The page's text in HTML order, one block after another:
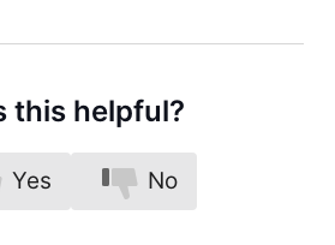
this helpful?
Yes No